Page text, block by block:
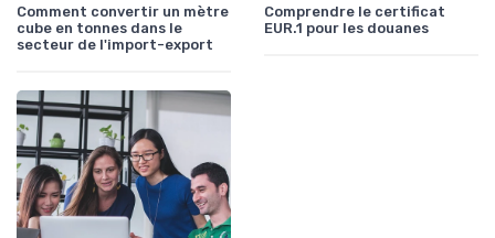
Comment convertir un mètre
cube en tonnes dans le
secteur de l'import-export
Comprendre le certificat
EUR.1 pour les douanes